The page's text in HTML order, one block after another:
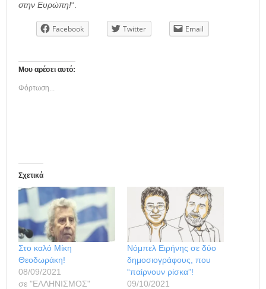
στην Ευρώπη!“.
Facebook Twitter Email
Μου αρέσει αυτό:
Φόρτωση...
Σχετικά
Στο καλό Μίκη
Θεοδωράκη!
08/09/2021
σε "ΕΛΛΗΝΙΣΜΟΣ"
Νόμπελ Ειρήνης σε δύο
δημοσιογράφους, που
“παίρνουν ρίσκα”!
09/10/2021